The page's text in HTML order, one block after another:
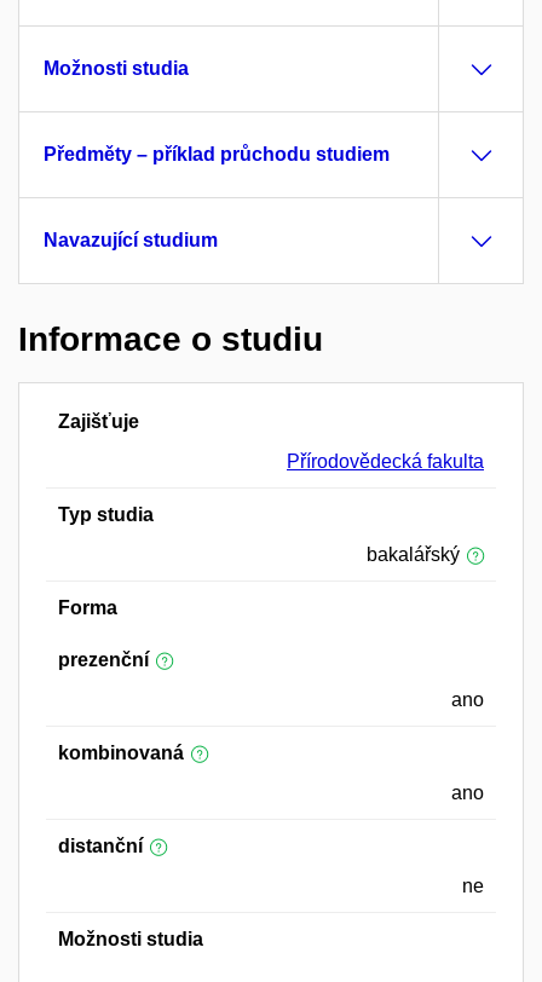
Možnosti studia
Předměty – příklad průchodu studiem
Navazující studium
Informace o studiu
Zajišťuje
Přírodovědecká fakulta
Typ studia
bakalářský
Forma
prezenční
ano
kombinovaná
ano
distanční
ne
Možnosti studia